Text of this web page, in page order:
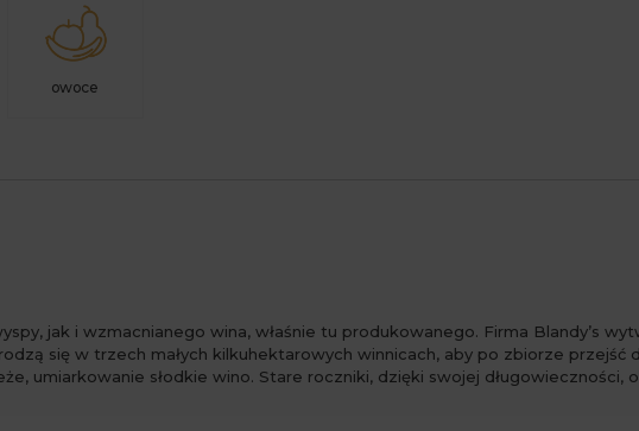
owoce
jak i wzmacnianego wina, właśnie tu produkowanego. Firma Blandy’s
się w trzech małych kilkuhektarowych winnicach, aby po zbiorze przejść
umiarkowanie słodkie wino. Stare roczniki, dzięki swojej długowieczności,